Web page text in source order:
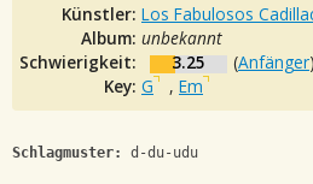
Künstler: Los Fabulosos
Album: unbekannt
Schwierigkeit:
3.25 (Anfänger)
Key: G , Em
Schlagmuster: d-du-udu